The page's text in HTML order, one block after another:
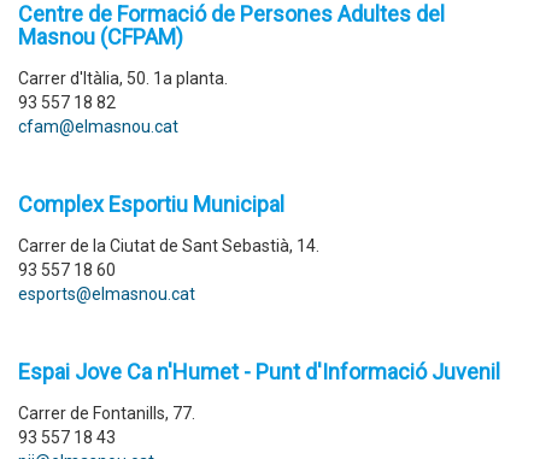
Centre de Formació de Persones Adultes del
Masnou (CFPAM)
Carrer d'Itàlia, 50. 1a planta.
93 557 18 82
cfam@elmasnou.cat
Complex Esportiu Municipal
Carrer de la Ciutat de Sant Sebastià, 14.
93 557 18 60
esports@elmasnou.cat
Espai Jove Ca n'Humet - Punt d'Informació Juvenil
Carrer de Fontanills, 77.
93 557 18 43